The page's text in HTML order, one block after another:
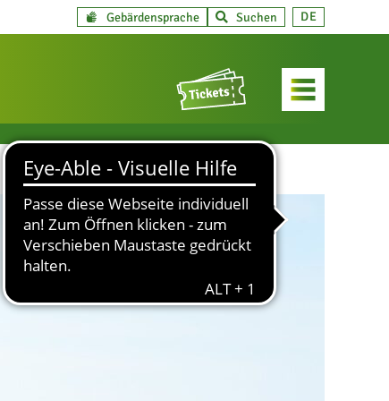
Gebärdensprache Suchen DE